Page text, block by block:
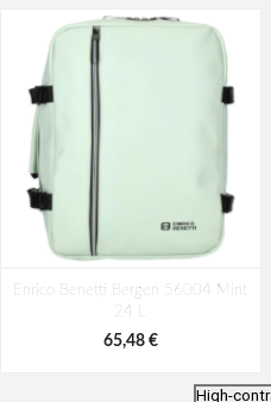
Enrico Benetti Bergen 56004 Mint
24 L
65,48 €
High-